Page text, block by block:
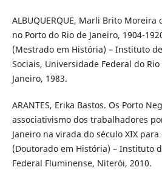
ALBUQUERQUE, Marli Brito
no Porto do Rio de Janeiro, 1904-
(Mestrado em História) – Instituto
Sociais, Universidade Federal do
Janeiro, 1983.
ARANTES, Erika Bastos. Os Porto
associativismo dos trabalhadores
Janeiro na virada do século XIX para
(Doutorado em História) – Instituto
Federal Fluminense, Niterói, 2010.